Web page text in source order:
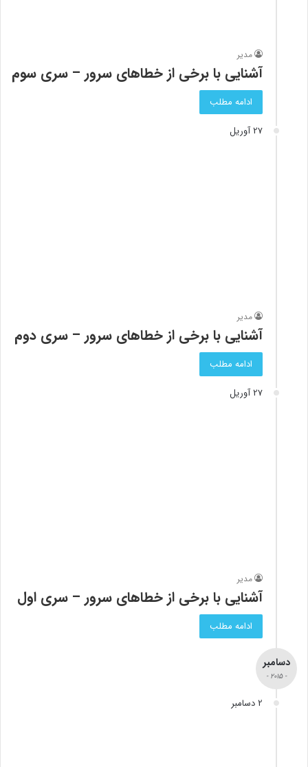
مدیر
آشنایی با برخی از خطاهای سرور – سری سوم
ادامه مطلب
27 آوریل
مدیر
آشنایی با برخی از خطاهای سرور – سری دوم
ادامه مطلب
27 آوریل
مدیر
آشنایی با برخی از خطاهای سرور – سری اول
ادامه مطلب
دسامبر
- 2015 -
2 دسامبر